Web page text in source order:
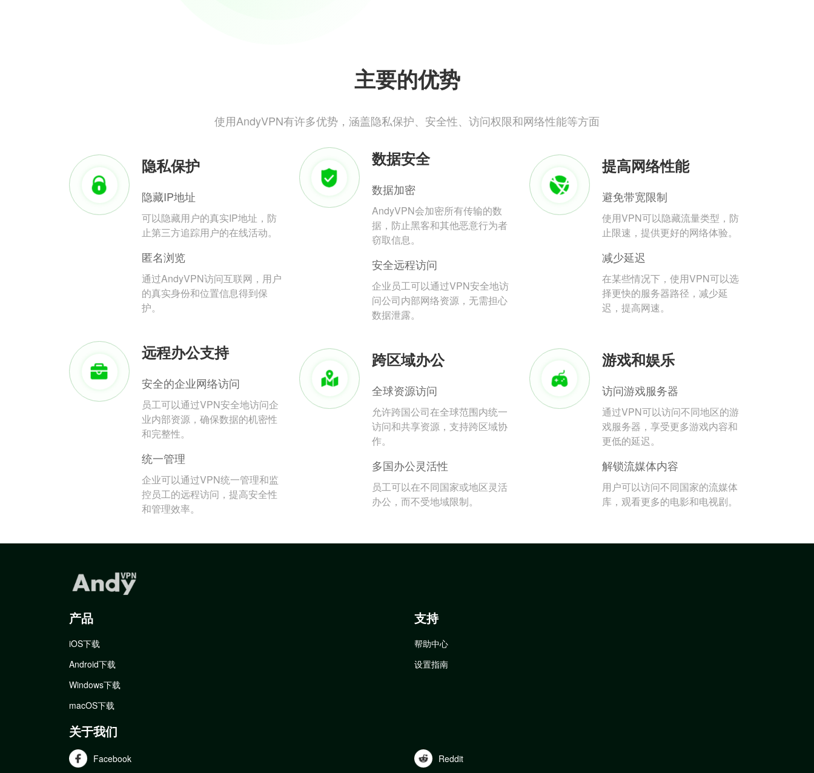
主要的优势
使用AndyVPN有许多优势，涵盖隐私保护、安全性、访问权限和网络性能等方面
隐私保护
隐藏IP地址
可以隐藏用户的真实IP地址，防
止第三方追踪用户的在线活动。
匿名浏览
通过AndyVPN访问互联网，用户
的真实身份和位置信息得到保
护。
数据安全
数据加密
AndyVPN会加密所有传输的数
据，防止黑客和其他恶意行为者
窃取信息。
安全远程访问
企业员工可以通过VPN安全地访
问公司内部网络资源，无需担心
数据泄露。
提高网络性能
避免带宽限制
使用VPN可以隐藏流量类型，防
止限速，提供更好的网络体验。
减少延迟
在某些情况下，使用VPN可以选
择更快的服务器路径，减少延
迟，提高网速。
远程办公支持
安全的企业网络访问
员工可以通过VPN安全地访问企
业内部资源，确保数据的机密性
和完整性。
统一管理
企业可以通过VPN统一管理和监
控员工的远程访问，提高安全性
和管理效率。
跨区域办公
全球资源访问
允许跨国公司在全球范围内统一
访问和共享资源，支持跨区域协
作。
多国办公灵活性
员工可以在不同国家或地区灵活
办公，而不受地域限制。
游戏和娱乐
访问游戏服务器
通过VPN可以访问不同地区的游
戏服务器，享受更多游戏内容和
更低的延迟。
解锁流媒体内容
用户可以访问不同国家的流媒体
库，观看更多的电影和电视剧。
产品
iOS下载
Android下载
Windows下载
macOS下载
支持
帮助中心
设置指南
关于我们
Facebook Reddit